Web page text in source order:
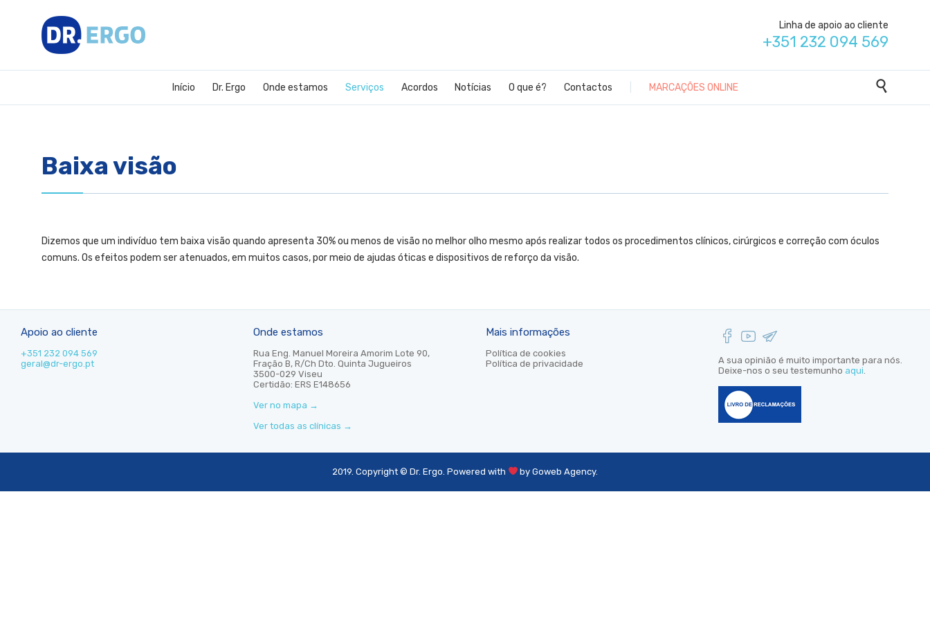
Linha de apoio ao cliente
+351 232 094 569
Skip
Início Dr. Ergo Onde estamos Serviços Acordos Notícias O que é? Contactos MARCAÇÕES ONLINE 
Baixa visão
Dizemos que um indivíduo tem baixa visão quando apresenta 30% ou menos de visão no melhor olho mesmo após realizar todos os procedimentos clínicos, cirúrgicos e correção com óculos
comuns. Os efeitos podem ser atenuados, em muitos casos, por meio de ajudas óticas e dispositivos de reforço da visão.
Apoio ao cliente
+351 232 094 569
geral@dr-ergo.pt
Onde estamos
Rua Eng. Manuel Moreira Amorim Lote 90,
Fração B, R/Ch Dto. Quinta Jugueiros
3500-029 Viseu
Certidão: ERS E148656
Ver no mapa →
Ver todas as clínicas →
Mais informações
Política de cookies
Política de privacidade
A sua opinião é muito importante para nós.
Deixe-nos o seu testemunho aqui
2019. Copyright © Dr. Ergo. Powered with byGoweb Agency.